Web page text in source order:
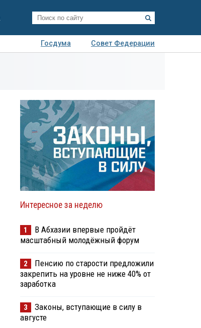
Госдума
Совет Федерации
Интересное за неделю
1
В Абхазии впервые пройдёт
масштабный молодёжный форум
2
Пенсию по старости предложили
закрепить на уровне не ниже 40% от
заработка
3
Законы, вступающие в силу в
августе